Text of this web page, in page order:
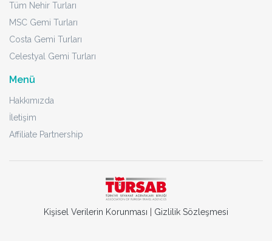
Tüm Nehir Turları
MSC Gemi Turları
Costa Gemi Turları
Celestyal Gemi Turları
Menü
Hakkımızda
İletişim
Affiliate Partnership
Kişisel Verilerin Korunması Gizlilik Sözleşmesi